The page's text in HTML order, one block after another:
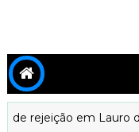
rejeição em Lauro de